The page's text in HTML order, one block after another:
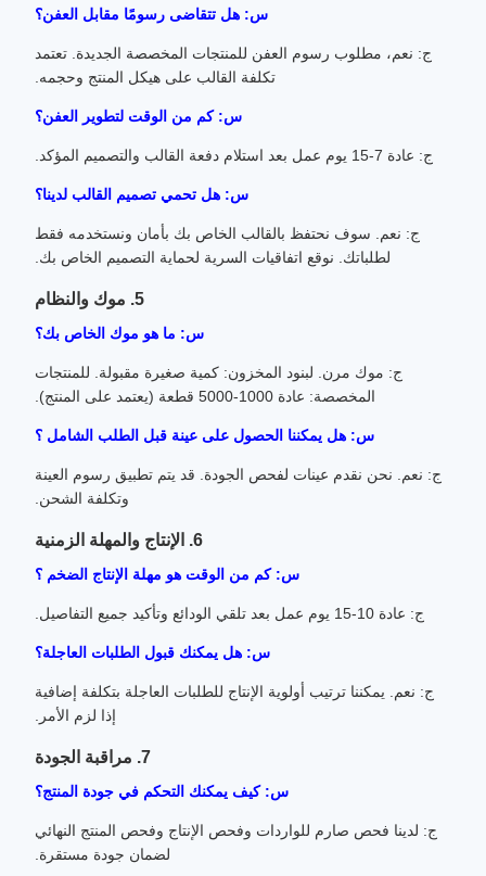
س: هل تتقاضى رسومًا مقابل العفن؟
ج: نعم، مطلوب رسوم العفن للمنتجات المخصصة الجديدة. تعتمد
تكلفة القالب على هيكل المنتج وحجمه.
س: كم من الوقت لتطوير العفن؟
ج: عادة 7-15 يوم عمل بعد استلام دفعة القالب والتصميم المؤكد.
س: هل تحمي تصميم القالب لدينا؟
ج: نعم. سوف نحتفظ بالقالب الخاص بك بأمان ونستخدمه فقط
لطلباتك. نوقع اتفاقيات السرية لحماية التصميم الخاص بك.
5. موك والنظام
س: ما هو موك الخاص بك؟
ج: موك مرن. لبنود المخزون: كمية صغيرة مقبولة. للمنتجات
المخصصة: عادة 1000-5000 قطعة (يعتمد على المنتج).
س: هل يمكننا الحصول على عينة قبل الطلب الشامل ؟
ج: نعم. نحن نقدم عينات لفحص الجودة. قد يتم تطبيق رسوم العينة
وتكلفة الشحن.
6. الإنتاج والمهلة الزمنية
س: كم من الوقت هو مهلة الإنتاج الضخم ؟
ج: عادة 10-15 يوم عمل بعد تلقي الودائع وتأكيد جميع التفاصيل.
س: هل يمكنك قبول الطلبات العاجلة؟
ج: نعم. يمكننا ترتيب أولوية الإنتاج للطلبات العاجلة بتكلفة إضافية
إذا لزم الأمر.
7. مراقبة الجودة
س: كيف يمكنك التحكم في جودة المنتج؟
ج: لدينا فحص صارم للواردات وفحص الإنتاج وفحص المنتج النهائي
لضمان جودة مستقرة.